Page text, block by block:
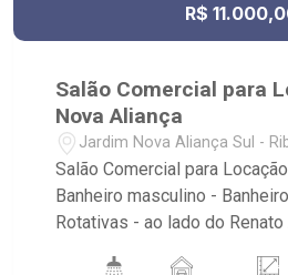
R$
Salão Comercial para
Nova Aliança
Jardim Nova Aliança Sul -
Salão Comercial para
Banheiro masculino - Banheiro
Rotativas - ao lado do Renato Aguiar.